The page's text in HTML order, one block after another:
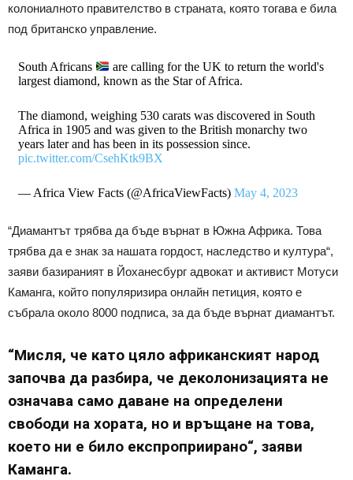
колониалното правителство в страната, която тогава е била
под британско управление.
South Africans
are calling for the UK to return the world's
largest diamond, known as the Star of Africa.
The diamond, weighing 530 carats was discovered in South
Africa in 1905 and was given to the British monarchy two
years later and has been in its possession since.
pic.twitter.com/CsehKtk9BX
— Africa View Facts (@AfricaViewFacts) May 4, 2023
“Диамантът трябва да бъде върнат в Южна Африка. Това
трябва да е знак за нашата гордост, наследство и култура“,
заяви базираният в Йоханесбург адвокат и активист Мотуси
Каманга, който популяризира онлайн петиция, която е
събрала около 8000 подписа, за да бъде върнат диамантът.
“Мисля, че като цяло африканският народ
започва да разбира, че деколонизацията не
означава само даване на определени
свободи на хората, но и връщане на това,
което ни е било експроприирано“, заяви
Каманга.